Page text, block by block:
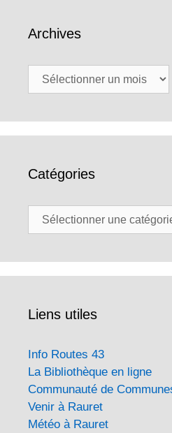
Archives
Archives
Catégories
Catégories
Liens utiles
Info Routes 43
La Bibliothèque en ligne
Communauté de
Venir à Rauret
Météo à Rauret